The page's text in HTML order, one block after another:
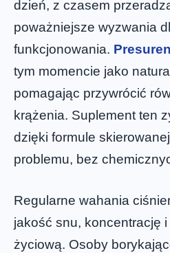
dzień, z czasem
poważniejsze wyzwania
funkcjonowania.
tym momencie jako
pomagając przywrócić
krążenia. Suplement ten
dzięki formule
problemu, bez
Regularne wahania
jakość snu, koncentrację
życiową. Osoby